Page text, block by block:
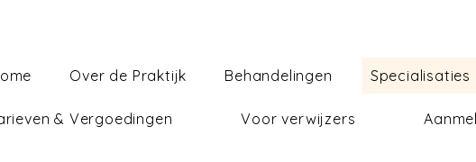
Over de Praktijk Behandelingen Specialisaties
& Vergoedingen Voor verwijzers